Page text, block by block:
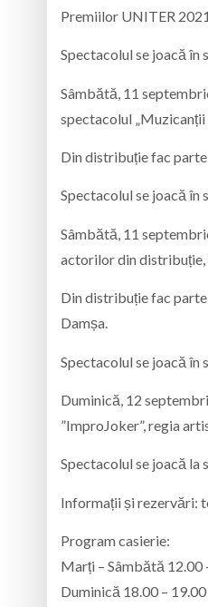
Premiilor UNITER
Spectacolul se joacă în
Sâmbătă, 11
spectacolul „Muzicanții
Din distribuție fac parte
Spectacolul se joacă în
Sâmbătă, 11
actorilor din distribuție,
Din distribuție fac
Damșa.
Spectacolul se joacă în
Duminică, 12
”ImproJoker”, regia
Spectacolul se joacă la
Informații și rezervări:
Program casierie:
Marți – Sâmbătă
Duminică 18.00 – 19.00